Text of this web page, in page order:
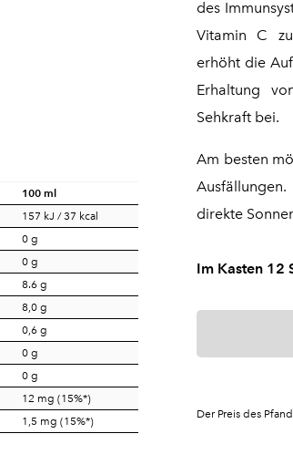
100 ml
157 kJ / 37 kcal
0 g
0 g
8.6 g
8,0 g
0,6 g
0 g
0 g
12 mg (15%*)
1,5 mg (15%*)
des
Vitamin C
erhöht die
Erhaltung
Sehkraft bei.
Am besten
direkte
Im Kasten 12
Der Preis des